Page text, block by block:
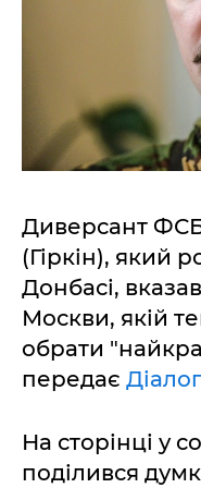
Диверсант
(Гіркін), який
Донбасі,
Москви, якій
обрати
передає
На сторінці у
поділився